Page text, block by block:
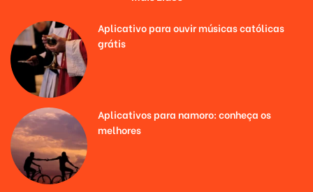
Aplicativo para ouvir músicas católicas
grátis
Aplicativos para namoro: conheça os
melhores